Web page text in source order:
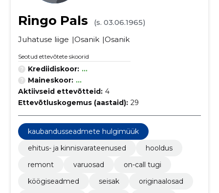
Ringo Pals
(s. 03.06.1965)
Juhatuse liige
Osanik Osanik
Seotud ettevõtete skoorid
Krediidiskoor: ...
Maineskoor: ...
Aktiivseid ettevõtteid: 4
Ettevõtluskogemus (aastaid): 29
kaubandusseadmete hulgimüük
ehitus- ja kinnisvarateenused
hooldus
remont
varuosad
on-call tugi
köögiseadmed
seisak
originaalosad